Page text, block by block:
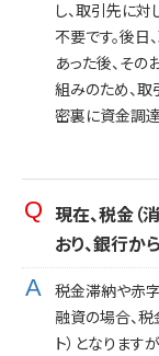
し、取引先に
不要です。後
あった後、そ
組みのため、
密裏に資金調
現在、税金（
おり、銀行か
税金滞納や赤
融資の場合、
ト）となります